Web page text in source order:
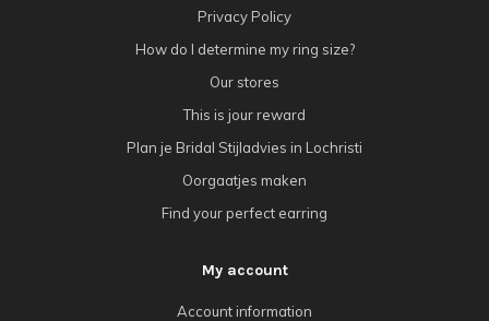
Privacy Policy
How do I determine my ring size?
Our stores
This is jour reward
Plan je Bridal Stijladvies in Lochristi
Oorgaatjes maken
Find your perfect earring
My account
Account information